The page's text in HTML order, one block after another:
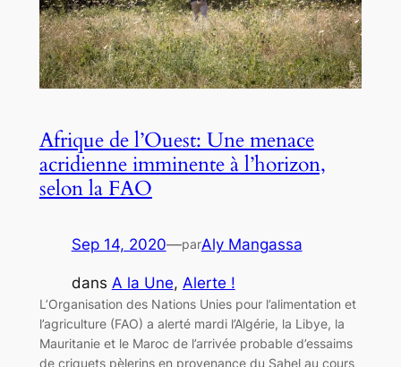
Afrique de l’Ouest: Une menace
acridienne imminente à l’horizon,
selon la FAO
Sep 14, 2020—parAly Mangassa
dans A la Une, Alerte !
L’Organisation des Nations Unies pour l’alimentation et
l’agriculture (FAO) a alerté mardi l’Algérie, la Libye, la
Mauritanie et le Maroc de l’arrivée probable d’essaims
de criquets pèlerins en provenance du Sahel au cours